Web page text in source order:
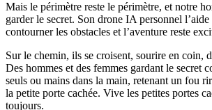
Mais le périmètre reste le périmètre, et notre
garder le secret. Son drone IA personnel
contourner les obstacles et l’aventure reste
Sur le chemin, ils se croisent, sourire en coin,
Des hommes et des femmes gardant le secret
seuls ou mains dans la main, retenant un fou
la petite porte cachée. Vive les petites portes
toujours.